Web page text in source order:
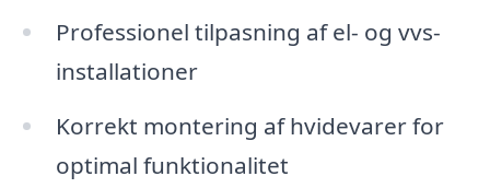
Professionel tilpasning af el- og vvs-
installationer
Korrekt montering af hvidevarer for
optimal funktionalitet